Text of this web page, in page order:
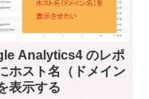
Analytics4 のレポ
ホスト名（ドメイン
表示する